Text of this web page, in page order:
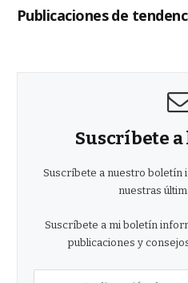
Publicaciones de
Suscríbete
Suscríbete a nuestro boletín
nuestras
Suscríbete a mi boletín
publicaciones y